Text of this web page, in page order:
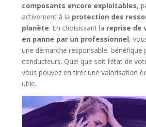
composants encore exploitables,
activement à la protection des
planète. En choisissant la reprise de
en panne par un professionnel,
une démarche responsable, bénéfique
conducteurs. Quel que soit l’état de
vous pouvez en tirer une valorisation
utile.